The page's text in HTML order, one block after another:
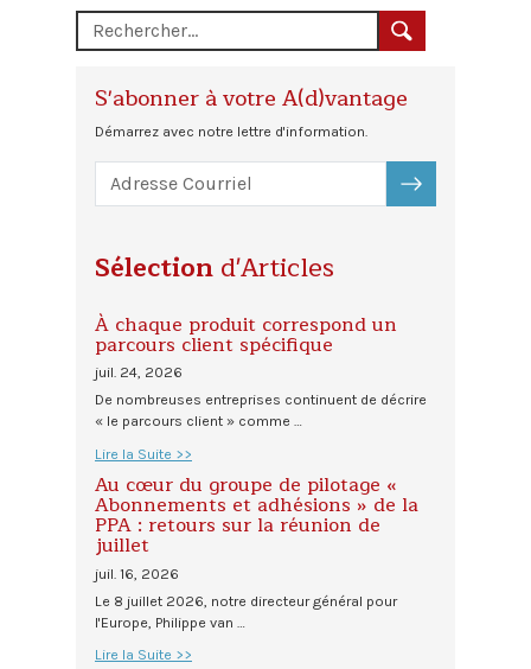
S'abonner à votre A(d)vantage
Démarrez avec notre lettre d'information.
S'ABONNER
Sélection d'Articles
À chaque produit correspond un
parcours client spécifique
juil. 24, 2026
De nombreuses entreprises continuent de décrire
« le parcours client » comme …
Lire la Suite >>
Au cœur du groupe de pilotage «
Abonnements et adhésions » de la
PPA : retours sur la réunion de
juillet
juil. 16, 2026
Le 8 juillet 2026, notre directeur général pour
l'Europe, Philippe van …
Lire la Suite >>